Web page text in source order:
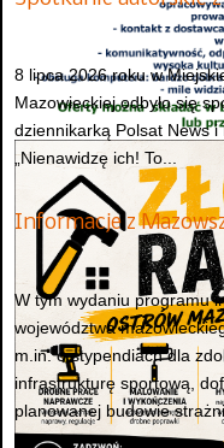
8 lipca 2026 roku w
Mazowieckiej odbyło się
dziennikarką Polsat News
„Nienawidzę ich! To...
Informacje z
W tym wydaniu programu
województwa
m.in. o stypendiach dla
infrastrukturę sportową,
planowanej budowie